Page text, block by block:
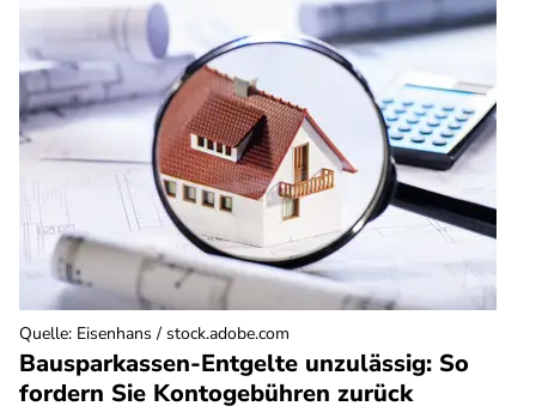
Bausparkassen-Entgelte unzulässig: So
fordern Sie Kontogebühren zurück
Quelle: Eisenhans / stock.adobe.com